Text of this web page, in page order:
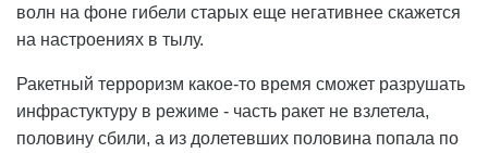
волн на фоне гибели старых еще негативнее скажется
на настроениях в тылу.
Ракетный терроризм какое-то время сможет разрушать
инфрастуктуру в режиме - часть ракет не взлетела,
половину сбили, а из долетевших половина попала по